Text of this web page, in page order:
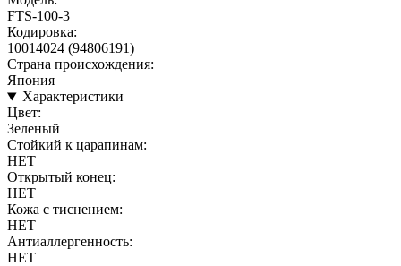
FTS-100-3
Кодировка:
10014024 (94806191)
Страна происхождения:
Япония
Характеристики
Цвет:
Зеленый
Стойкий к царапинам:
НЕТ
Открытый конец:
НЕТ
Кожа с тиснением:
НЕТ
Антиаллергенность:
НЕТ